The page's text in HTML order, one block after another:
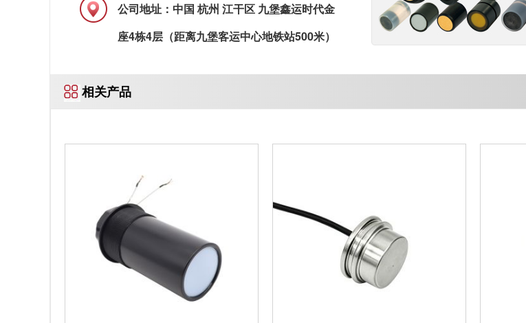
公司地址：中国 杭州 江干区 九堡鑫运时代金
座4栋4层（距离九堡客运中心地铁站500米）
相关产品